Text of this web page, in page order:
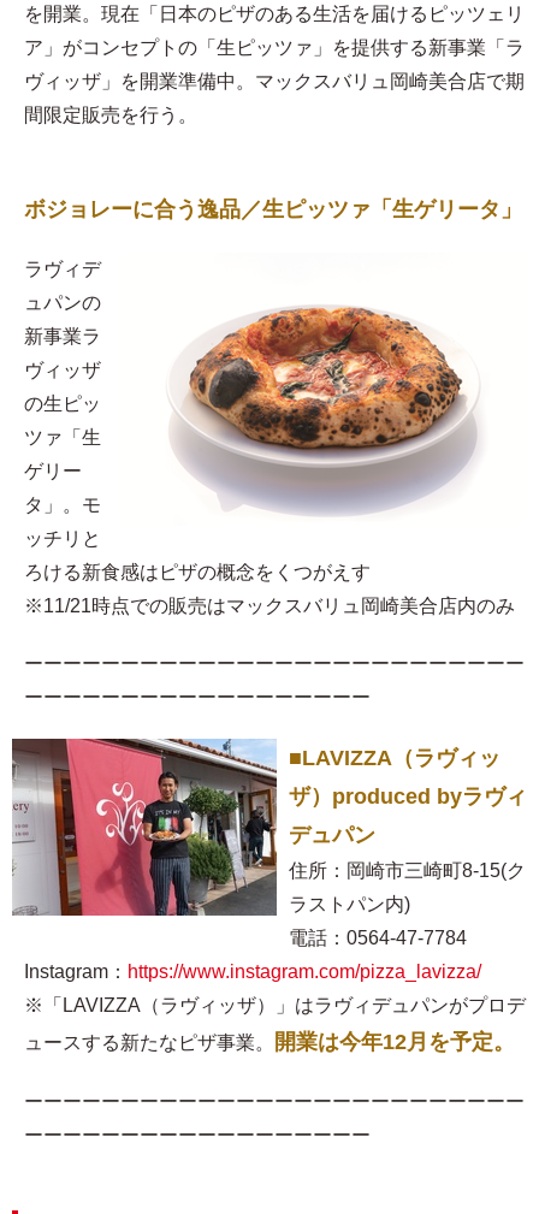
を開業。現在「日本のピザのある生活を届けるピッツェリ
ア」がコンセプトの「生ピッツァ」を提供する新事業「ラ
ヴィッザ」を開業準備中。マックスバリュ岡崎美合店で期
間限定販売を行う。
ボジョレーに合う逸品／生ピッツァ「生ゲリータ」
ラヴィデ
ュパンの
新事業ラ
ヴィッザ
の生ピッ
ツァ「生
ゲリー
タ」。モ
ッチリと
ろける新食感はピザの概念をくつがえす
※11/21時点での販売はマックスバリュ岡崎美合店内のみ
ーーーーーーーーーーーーーーーーーーーーーーーーーー
ーーーーーーーーーーーーーーーーーー
■LAVIZZA（ラヴィッ
ザ）produced byラヴィ
デュパン
住所：岡崎市三崎町8-15(ク
ラストパン内)
電話：0564-47-7784
Instagram： https://www.instagram.com/pizza_lavizza/
※「LAVIZZA（ラヴィッザ）」はラヴィデュパンがプロデ
ュースする新たなピザ事業。
開業は今年12月を予定。
ーーーーーーーーーーーーーーーーーーーーーーーーーー
ーーーーーーーーーーーーーーーーーー